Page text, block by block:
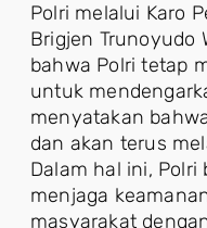
Polri melalui Karo
Brigjen Trunoyudo
bahwa Polri tetap
untuk
menyatakan
dan akan terus
Dalam hal ini,
menjaga
masyarakat